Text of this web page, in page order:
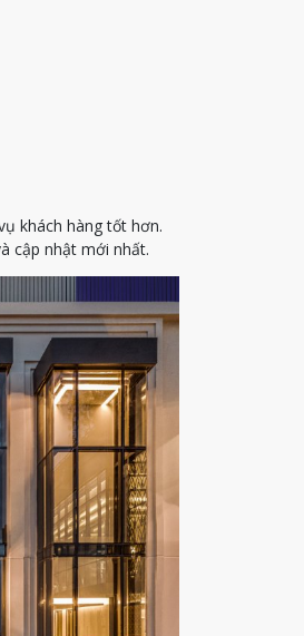
khách hàng tốt hơn.
cập nhật mới nhất.